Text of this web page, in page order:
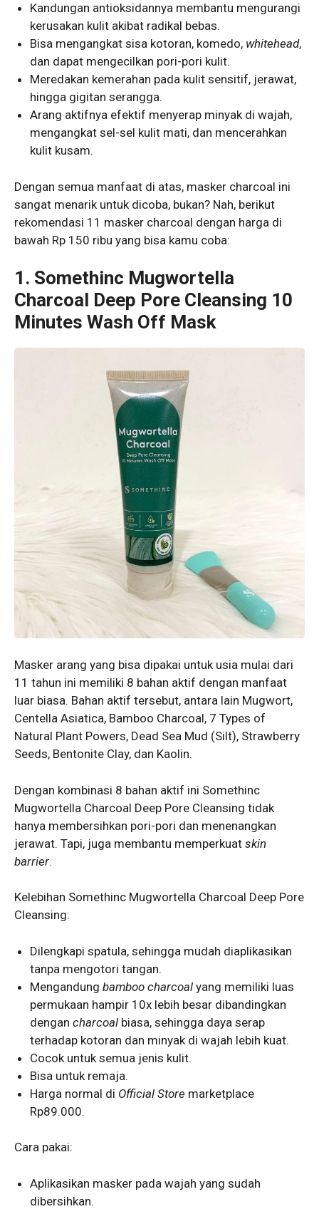
Kandungan antioksidannya membantu mengurangi
kerusakan kulit akibat radikal bebas.
Bisa mengangkat sisa kotoran, komedo, whitehead,
dan dapat mengecilkan pori-pori kulit.
Meredakan kemerahan pada kulit sensitif, jerawat,
hingga gigitan serangga.
Arang aktifnya efektif menyerap minyak di wajah,
mengangkat sel-sel kulit mati, dan mencerahkan
kulit kusam.
Dengan semua manfaat di atas, masker charcoal ini
sangat menarik untuk dicoba, bukan? Nah, berikut
rekomendasi 11 masker charcoal dengan harga di
bawah Rp 150 ribu yang bisa kamu coba:
1. Somethinc Mugwortella
Charcoal Deep Pore Cleansing 10
Minutes Wash Off Mask
Masker arang yang bisa dipakai untuk usia mulai dari
11 tahun ini memiliki 8 bahan aktif dengan manfaat
luar biasa. Bahan aktif tersebut, antara lain Mugwort,
Centella Asiatica, Bamboo Charcoal, 7 Types of
Natural Plant Powers, Dead Sea Mud (Silt), Strawberry
Seeds, Bentonite Clay, dan Kaolin.
Dengan kombinasi 8 bahan aktif ini Somethinc
Mugwortella Charcoal Deep Pore Cleansing tidak
hanya membersihkan pori-pori dan menenangkan
jerawat. Tapi, juga membantu memperkuat skin
barrier.
Kelebihan Somethinc Mugwortella Charcoal Deep Pore
Cleansing:
Dilengkapi spatula, sehingga mudah diaplikasikan
tanpa mengotori tangan.
Mengandungbamboo charcoal yang memiliki luas
permukaan hampir 10x lebih besar dibandingkan
dengancharcoal biasa, sehingga daya serap
terhadap kotoran dan minyak di wajah lebih kuat.
Cocok untuk semua jenis kulit.
Bisa untuk remaja.
Harga normal di Official Store marketplace
Rp89.000.
Cara pakai:
Aplikasikan masker pada wajah yang sudah
dibersihkan.